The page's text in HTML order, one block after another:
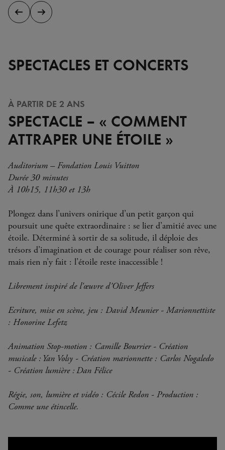
Diapositive
Diapositive
SPECTACLES ET CONCERTS
À PARTIR DE 2 ANS
SPECTACLE – « COMMENT
ATTRAPER UNE ÉTOILE »
Auditorium – Fondation Louis Vuitton
Durée 30 minutes
À 10h15, 11h30 et 13h
Plongez dans l’univers onirique d’un petit garçon qui
poursuit une quête extraordinaire : se lier d’amitié avec une
étoile. Déterminé à sortir de sa solitude, il déploie des
trésors d’imagination et de courage pour réaliser son rêve,
mais rien n’y fait : l’étoile reste inaccessible !
Librement inspiré de l'œuvre d’Oliver Jeffers
Ecriture, mise en scène, jeu : David Meunier - Marionnettiste
: Honorine Lefetz
Animation Stop-motion : Camille Bourrier - Création
musicale : Yan Volsy - Création marionnette : Carlos Nogaledo
- Création lumière : Dan Félice
Régie, son, lumière et vidéo : Cécile Redon - Production :
Comme une étincelle.